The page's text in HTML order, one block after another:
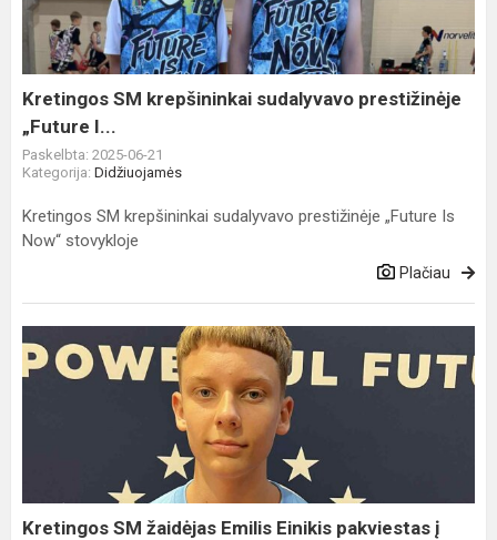
prestižinėje
„Future
I...
Kretingos SM krepšininkai sudalyvavo prestižinėje
„Future I...
Paskelbta: 2025-06-21
Kategorija: Didžiuojamės
Kretingos SM krepšininkai sudalyvavo prestižinėje „Future Is
Now“ stovykloje
Plačiau
Kretingos
SM
talentų...
Kretingos SM žaidėjas Emilis Einikis pakviestas į